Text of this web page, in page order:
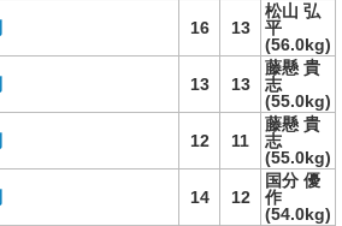
16 13
松山 弘
平
(56.0kg)
13 13
藤懸 貴
志
(55.0kg)
12 11
藤懸 貴
志
(55.0kg)
14 12
国分 優
作
(54.0kg)